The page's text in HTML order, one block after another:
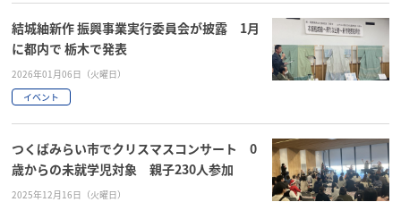
結城紬新作 振興事業実行委員会が披露 1月
に都内で 栃木で発表
2026年01月06日（火曜日）
イベント
つくばみらい市でクリスマスコンサート 0
歳からの未就学児対象 親子230人参加
2025年12月16日（火曜日）